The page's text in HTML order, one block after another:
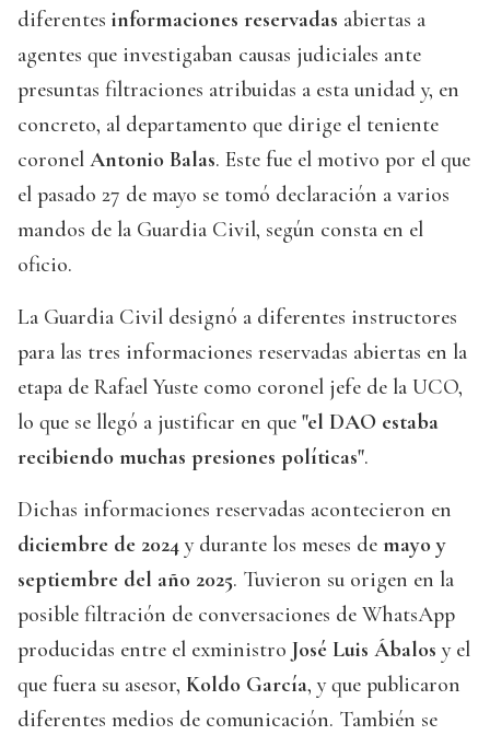
diferentes informaciones reservadas abiertas a
agentes que investigaban causas judiciales ante
presuntas filtraciones atribuidas a esta unidad y, en
concreto, al departamento que dirige el teniente
coronel Antonio Balas. Este fue el motivo por el que
el pasado 27 de mayo se tomó declaración a varios
mandos de la Guardia Civil, según consta en el
oficio.
La Guardia Civil designó a diferentes instructores
para las tres informaciones reservadas abiertas en la
etapa de Rafael Yuste como coronel jefe de la UCO,
lo que se llegó a justificar en que "el DAO estaba
recibiendo muchas presiones políticas".
Dichas informaciones reservadas acontecieron en
diciembre de 2024 y durante los meses de mayo y
septiembre del año 2025. Tuvieron su origen en la
posible filtración de conversaciones de WhatsApp
producidas entre el exministro José Luis Ábalos y el
que fuera su asesor, Koldo García, y que publicaron
diferentes medios de comunicación. También se